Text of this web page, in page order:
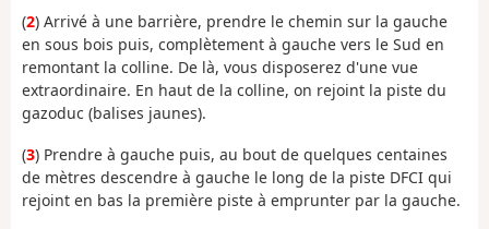
(2) Arrivé à une barrière, prendre le chemin sur la gauche
en sous bois puis, complètement à gauche vers le Sud en
remontant la colline. De là, vous disposerez d'une vue
extraordinaire. En haut de la colline, on rejoint la piste du
gazoduc (balises jaunes).
(3) Prendre à gauche puis, au bout de quelques centaines
de mètres descendre à gauche le long de la piste DFCI qui
rejoint en bas la première piste à emprunter par la gauche.